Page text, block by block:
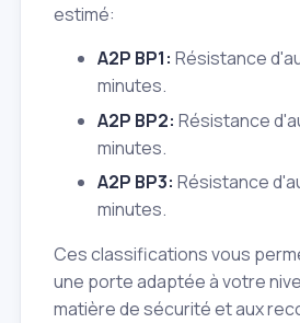
estimé:
A2P BP1: Résistance
minutes.
A2P BP2: Résistance
minutes.
A2P BP3: Résistance
minutes.
Ces classifications vous
une porte adaptée à votre
matière de sécurité et aux